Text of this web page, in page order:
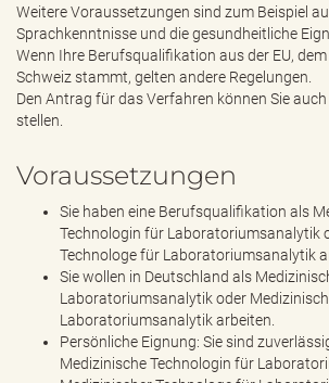
Weitere Voraussetzungen sind zum Beispiel
Sprachkenntnisse und die gesundheitliche
Wenn Ihre Berufsqualifikation aus der EU, dem
Schweiz stammt, gelten andere Regelungen.
Den Antrag für das Verfahren können Sie
stellen.
Voraussetzungen
Sie haben eine Berufsqualifikation als
Technologin für Laboratoriumsanalytik
Technologe für Laboratoriumsanalytik
Sie wollen in Deutschland als
Laboratoriumsanalytik oder
Laboratoriumsanalytik arbeiten.
Persönliche Eignung: Sie sind
Medizinische Technologin für